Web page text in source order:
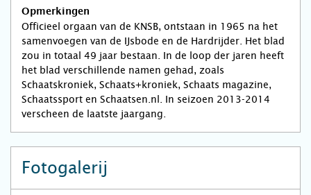
Opmerkingen
Officieel orgaan van de KNSB, ontstaan in 1965 na het
samenvoegen van de IJsbode en de Hardrijder. Het blad
zou in totaal 49 jaar bestaan. In de loop der jaren heeft
het blad verschillende namen gehad, zoals
Schaatskroniek, Schaats+kroniek, Schaats magazine,
Schaatssport en Schaatsen.nl. In seizoen 2013-2014
verscheen de laatste jaargang.
Fotogalerij